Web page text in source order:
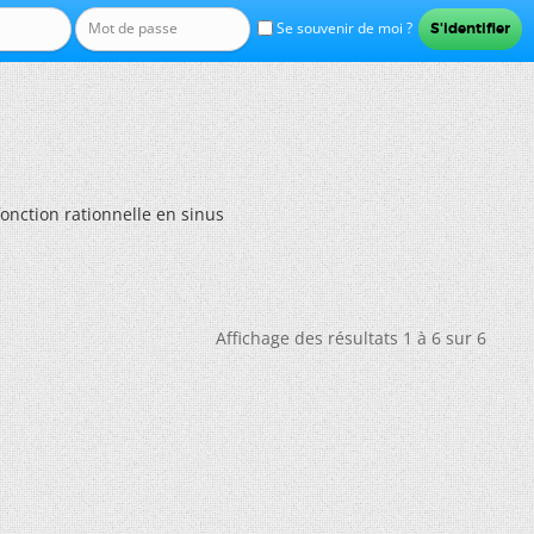
Se souvenir de moi ?
rationnelle en sinus
Affichage des résultats 1 à 6 sur 6